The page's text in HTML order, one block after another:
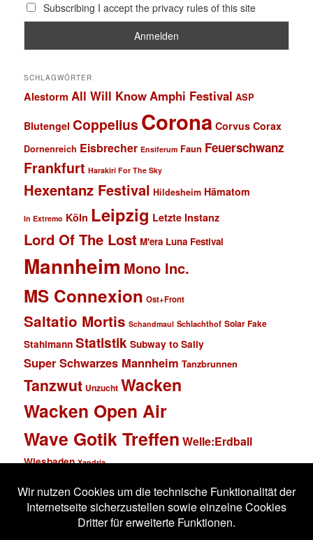
Subscribing I accept the privacy rules of this site
SCHLAGWÖRTER
Alestorm All Will KnowAmphi Festival ASP
Blutengel Coppelius Corona Corvus Corax
Dornenreich Eisbrecher Ensiferum Faun Feuerschwanz
Frankfurt Harakiri For The Sky
Hexentanz Festival Hildesheim Hämatom
In Extremo Köln Leipzig Letzte Instanz
Lord Of The Lost M'era Luna Festival
Mannheim Mono Inc.
MS Connexion Ost+Front
Saltatio Mortis Schandmaul Schlachthof Solar Fake
Stahlmann Statistik Subway to Sally
Super Schwarzes Mannheim Tanzbrunnen
Tanzwut Unzucht Wacken
Wacken Open Air
Wave Gotik Treffen Welle:Erdball
Wiesbaden Xandria
Impressum